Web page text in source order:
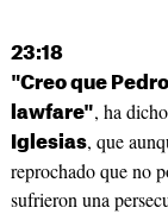
23:18
"Creo que
lawfare", ha
Iglesias, que
reprochado que no
sufrieron una